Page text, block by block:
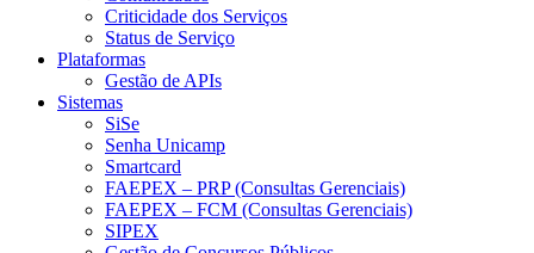
Criticidade dos Serviços
Status de Serviço
Plataformas
Gestão de APIs
Sistemas
SiSe
Senha Unicamp
Smartcard
FAEPEX – PRP (Consultas Gerenciais)
FAEPEX – FCM (Consultas Gerenciais)
SIPEX